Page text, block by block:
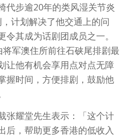
代步逾20年的类风湿关节炎
计划解决了他交通上的问
其成为话剧团成员之一。
军澳住所前往石硖尾排剧最
让他有机会享用点对点无障
握时间，方便排剧，鼓励他
张耀堂先生表示：「这个计
后，帮助更多香港的低收入